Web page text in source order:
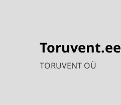
Toruvent.ee
TORUVENT OÜ